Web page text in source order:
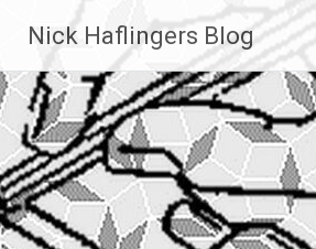
Inhalt
springen
Nick Haflingers Blog